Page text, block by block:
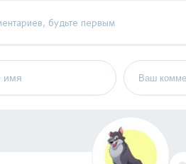
будьте первым